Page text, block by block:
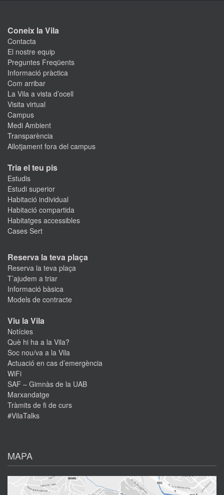
Coneix la Vila
Contacta
El nostre equip
Preguntes Freqüents
Informació pràctica
Com arribar
La Vila a vista d’ocell
Visita virtual
Campus
Medi Ambient
Transparència
Allotjament fora del campus
Tria el teu pis
Estudis
Estudi superior
Habitació individual
Habitació compartida
Habitatges accessibles
Cases Sert
Reserva la teva plaça
Reserva la teva plaça
T’ajudem a triar
Informació bàsica
Models de contracte
Viu la Vila
Notícies
Què hi ha a la Vila?
Soc nou/va a la Vila
Actuació en cas d’emergència
WiFi
SAF – Gimnàs de la UAB
Marxandatge
Tràmits de fi de curs
#VilaTalks
MAPA